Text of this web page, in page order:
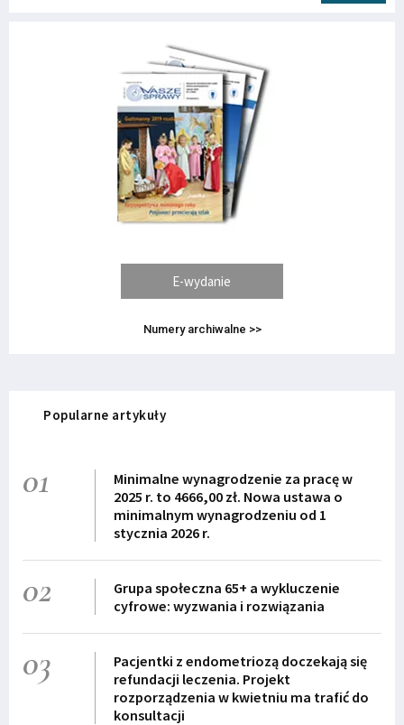
E-wydanie
Numery archiwalne >>
Popularne artykuły
01
Minimalne wynagrodzenie za pracę w
2025 r. to 4666,00 zł. Nowa ustawa o
minimalnym wynagrodzeniu od 1
stycznia 2026 r.
02
Grupa społeczna 65+ a wykluczenie
cyfrowe: wyzwania i rozwiązania
03
Pacjentki z endometriozą doczekają się
refundacji leczenia. Projekt
rozporządzenia w kwietniu ma trafić do
konsultacji